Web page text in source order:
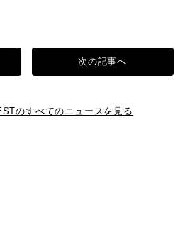
のすべてのニュースを見る
次の記事へ